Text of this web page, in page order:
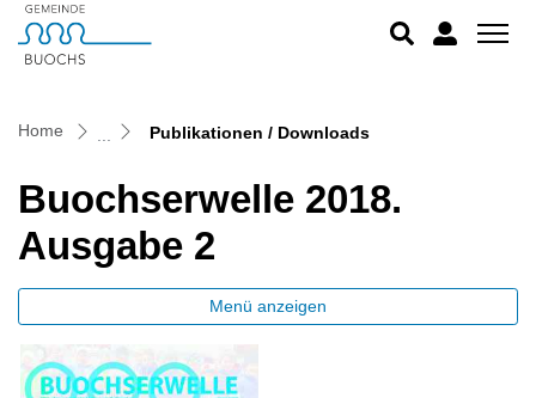
Home Publikationen / Downloads
Buochserwelle 2018.
Ausgabe 2
Menü anzeigen